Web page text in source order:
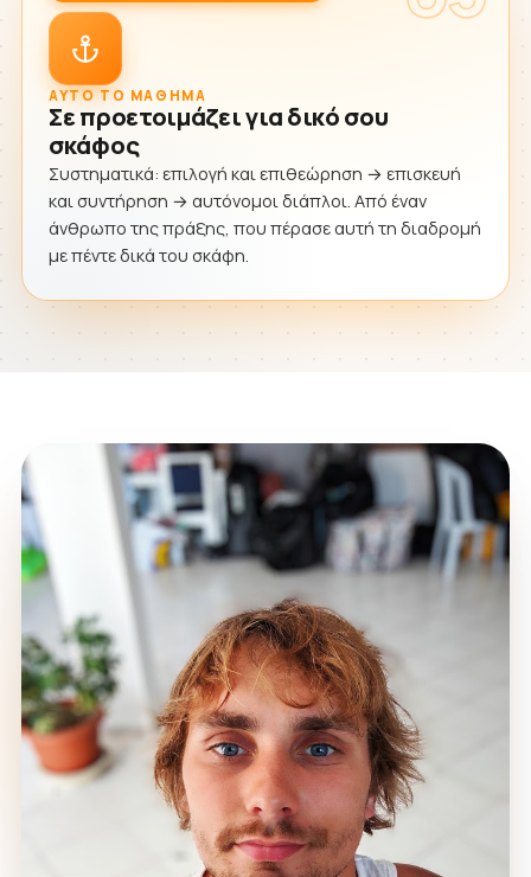
ΑΥΤΌ ΤΟ ΜΆΘΗΜΑ
Σε προετοιμάζει για δικό σου
σκάφος
Συστηματικά: επιλογή και επιθεώρηση → επισκευή
και συντήρηση → αυτόνομοι διάπλοι. Από έναν
άνθρωπο της πράξης, που πέρασε αυτή τη διαδρομή
με πέντε δικά του σκάφη.